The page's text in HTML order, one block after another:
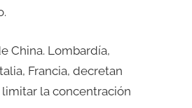
China. Lombardía,
Francia, decretan
limitar la concentración